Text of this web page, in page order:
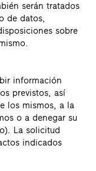
serán tratados
de datos,
sobre
información
previstos, así
los mismos, a la
o a denegar su
La solicitud
indicados